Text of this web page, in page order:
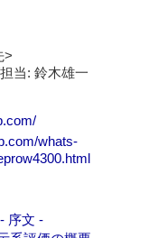
>
当: 鈴木雄一
whats-
序文 -